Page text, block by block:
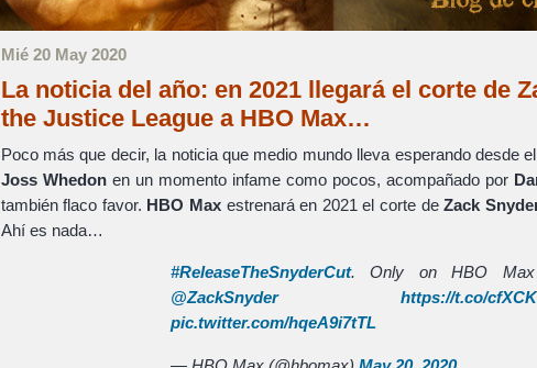
Mié 20 May 2020
La noticia del año: en 2021 llegará el corte de
the Justice League a HBO Max…
Poco más que decir, la noticia que medio mundo lleva esperando desde
Joss Whedonen un momento infame como pocos, acompañado por
también flaco favor. HBO Maxestrenará en 2021 el corte deZack
Ahí es nada…
#ReleaseTheSnyderCut. Only on HBO Max
@ZackSnyder
https://t.co/
pic.twitter.com/hqeA9i7tTL